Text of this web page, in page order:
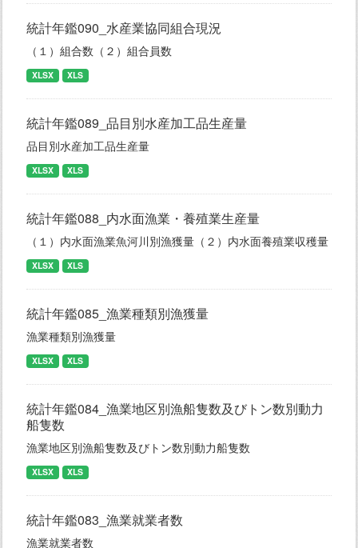
統計年鑑090_水産業協同組合現況
（１）組合数（２）組合員数
XLSX XLS
統計年鑑089_品目別水産加工品生産量
品目別水産加工品生産量
XLSX XLS
統計年鑑088_内水面漁業・養殖業生産量
（１）内水面漁業魚河川別漁獲量（２）内水面養殖業収穫量
XLSX XLS
統計年鑑085_漁業種類別漁獲量
漁業種類別漁獲量
XLSX XLS
統計年鑑084_漁業地区別漁船隻数及びトン数別動力
船隻数
漁業地区別漁船隻数及びトン数別動力船隻数
XLSX XLS
統計年鑑083_漁業就業者数
漁業就業者数